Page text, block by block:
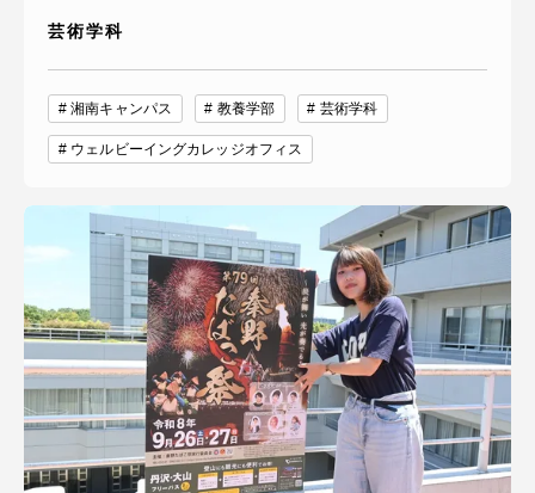
芸術学科
湘南キャンパス 教養学部 芸術学科
ウェルビーイングカレッジオフィス